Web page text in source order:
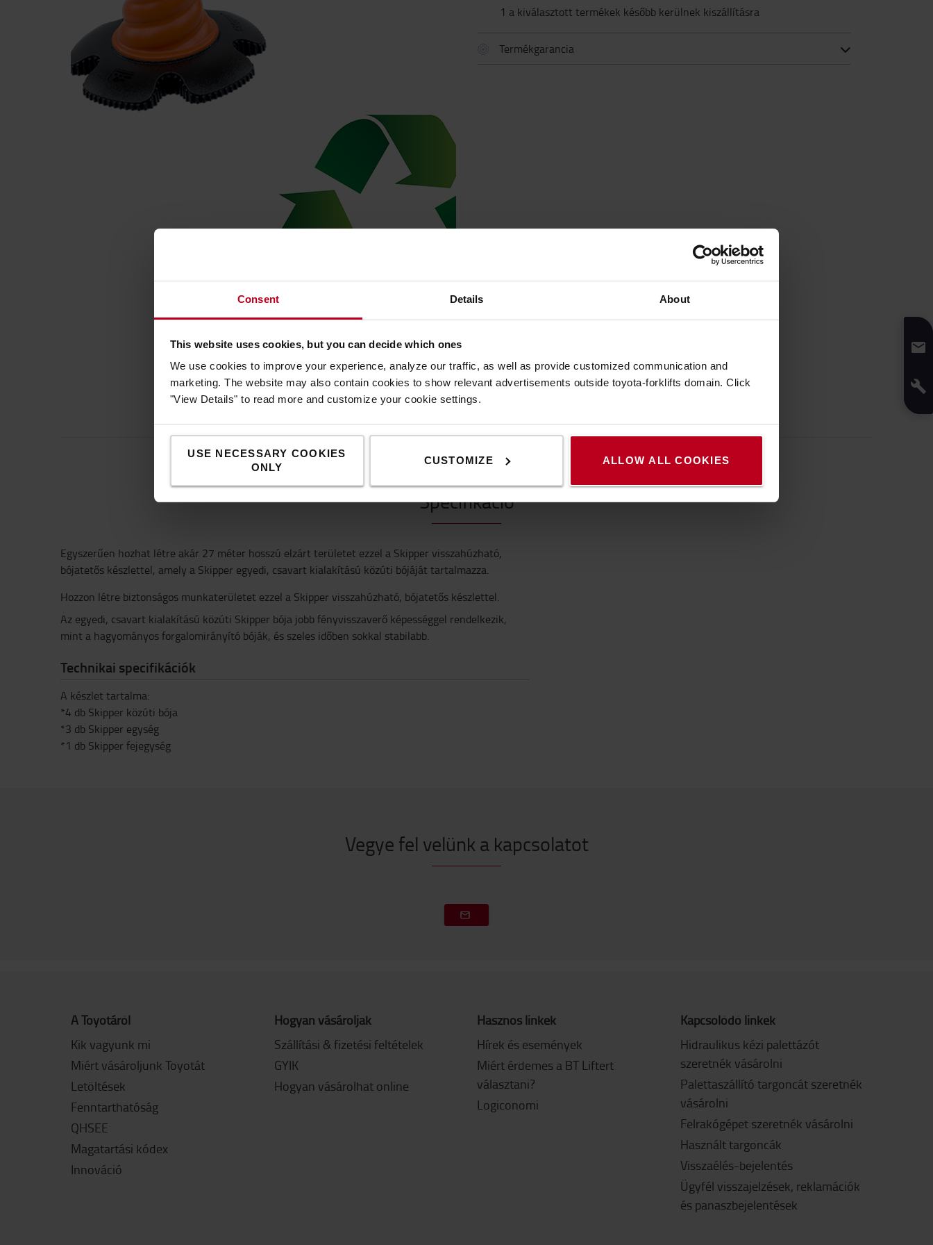
Consent Details About
This website uses cookies, but you can decide which ones
We use cookies to improve your experience, analyze our traffic, as well as provide customized communication and
marketing. The website may also contain cookies to show relevant advertisements outside toyota-forklifts domain. Click
"View Details" to read more and customize your cookie settings.
USE NECESSARY COOKIES
ONLY
CUSTOMIZE ALLOW ALL COOKIES
1 a kiválasztott termékek később kerülnek kiszállításra
Termékgarancia
SPECIFIKÁCIÓ VEGYE FEL VELÜNK A KAPCSOLATOT
Specifikáció
Egyszerűen hozhat létre akár 27 méter hosszú elzárt területet ezzel a Skipper visszahúzható,
bójatetős készlettel, amely a Skipper egyedi, csavart kialakítású közúti bójáját tartalmazza.
Hozzon létre biztonságos munkaterületet ezzel a Skipper visszahúzható, bójatetős készlettel.
Az egyedi, csavart kialakítású közúti Skipper bója jobb fényvisszaverő képességgel rendelkezik,
mint a hagyományos forgalomirányító bóják, és szeles időben sokkal stabilabb.
Technikai specifikációk
A készlet tartalma:
*4 db Skipper közúti bója
*3 db Skipper egység
*1 db Skipper fejegység
Vegye fel velünk a kapcsolatot
A Toyotáról
Kik vagyunk mi
Miért vásároljunk Toyotát
Letöltések
Fenntarthatóság
QHSEE
Magatartási kódex
Innováció
Hogyan vásároljak
Szállítási & fizetési feltételek
GYIK
Hogyan vásárolhat online
Hasznos linkek
Hírek és események
Miért érdemes a BT Liftert
választani?
Logiconomi
Kapcsolódó linkek
Hidraulikus kézi palettázót
szeretnék vásárolni
Palettaszállító targoncát szeretnék
vásárolni
Felrakógépet szeretnék vásárolni
Használt targoncák
Visszaélés-bejelentés
Ügyfél visszajelzések, reklamációk
és panaszbejelentések